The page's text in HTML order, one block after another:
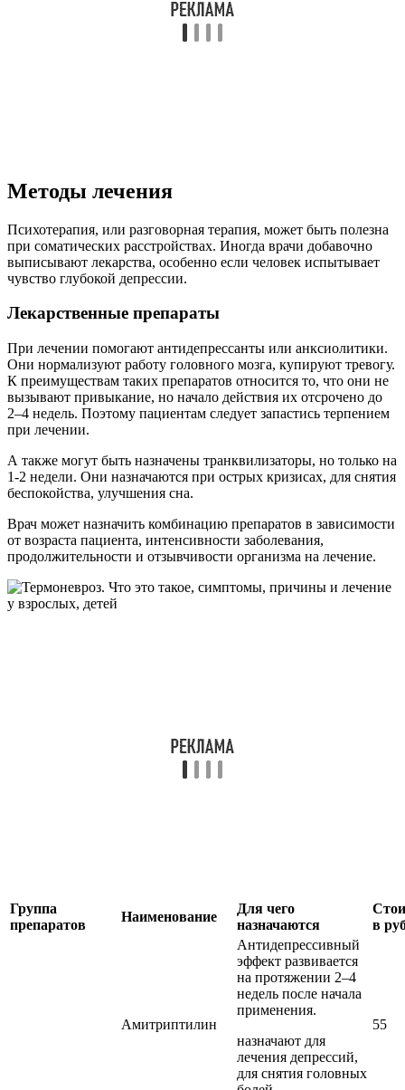
Методы лечения
Психотерапия, или разговорная терапия, может быть полезна
при соматических расстройствах. Иногда врачи добавочно
выписывают лекарства, особенно если человек испытывает
чувство глубокой депрессии.
Лекарственные препараты
При лечении помогают антидепрессанты или анксиолитики.
Они нормализуют работу головного мозга, купируют тревогу.
К преимуществам таких препаратов относится то, что они не
вызывают привыкание, но начало действия их отсрочено до
2–4 недель. Поэтому пациентам следует запастись терпением
при лечении.
А также могут быть назначены транквилизаторы, но только на
1-2 недели. Они назначаются при острых кризисах, для снятия
беспокойства, улучшения сна.
Врач может назначить комбинацию препаратов в зависимости
от возраста пациента, интенсивности заболевания,
продолжительности и отзывчивости организма на лечение.
Группа
препаратов
Наименование
Для чего
назначаются
в
Амитриптилин
Антидепрессивный
эффект развивается
на протяжении 2–4
недель после начала
применения.
назначают для
лечения депрессий,
для снятия головных
55